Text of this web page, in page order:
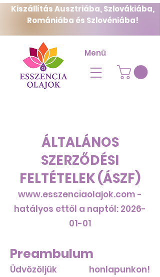
Kiszállítás Ausztriába, Szlovákiába,
Romániába és Szlovéniába!
Menü
ÁLTALÁNOS
SZERZŐDÉSI
FELTÉTELEK (ÁSZF)
www.esszenciaolajok.com -
hatályos ettől a naptól: 2026-
01-01
Preambulum
Üdvözöljük honlapunkon!